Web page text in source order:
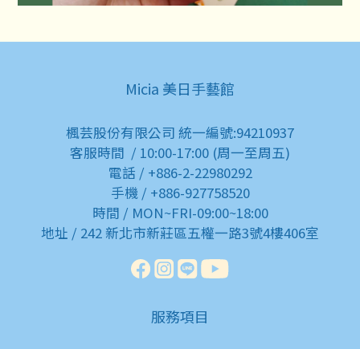
Micia 美日手藝館
楓芸股份有限公司 統一編號:94210937
客服時間 / 10:00-17:00 (周一至周五)
電話 / +886-2-22980292
手機 / +886-927758520
時間 / MON~FRI-09:00~18:00
地址 / 242 新北市新莊區五權一路3號4樓406室
服務項目